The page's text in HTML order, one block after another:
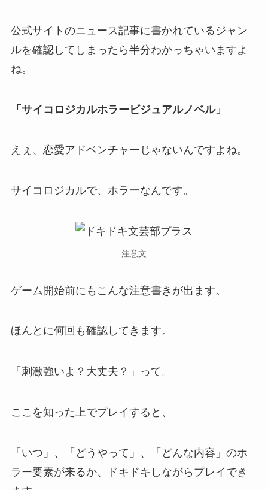
公式サイトのニュース記事に書かれているジャン
ルを確認してしまったら半分わかっちゃいますよ
ね。
「サイコロジカルホラービジュアルノベル」
えぇ、恋愛アドベンチャーじゃないんですよね。
サイコロジカルで、ホラーなんです。
注意文
ゲーム開始前にもこんな注意書きが出ます。
ほんとに何回も確認してきます。
「刺激強いよ？大丈夫？」って。
ここを知った上でプレイすると、
「いつ」、「どうやって」、「どんな内容」のホ
ラー要素が来るか、ドキドキしながらプレイでき